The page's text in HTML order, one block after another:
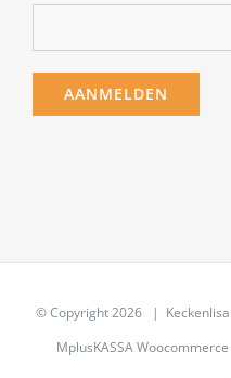
© Copyright2026 |
MplusKASSA Woocommerce